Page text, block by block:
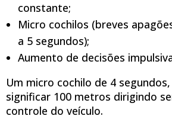
constante;
Micro cochilos (breves
a 5 segundos);
Aumento de decisões
Um micro cochilo de 4
significar 100 metros dirigindo
controle do veículo.